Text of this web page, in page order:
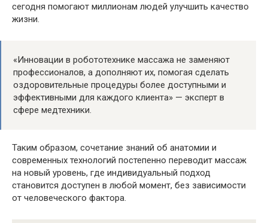
сегодня помогают миллионам людей улучшить качество
жизни.
«Инновации в робототехнике массажа не заменяют
профессионалов, а дополняют их, помогая сделать
оздоровительные процедуры более доступными и
эффективными для каждого клиента» — эксперт в
сфере медтехники.
Таким образом, сочетание знаний об анатомии и
современных технологий постепенно переводит массаж
на новый уровень, где индивидуальный подход
становится доступен в любой момент, без зависимости
от человеческого фактора.